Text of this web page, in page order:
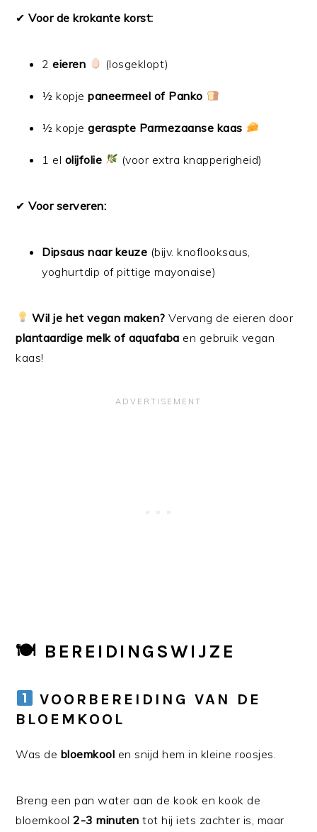
✔Voor de krokante korst:
2eieren (losgeklopt)
½ kopjepaneermeel of Panko
½ kopjegeraspte Parmezaanse kaas
1 el olijfolie (voor extra knapperigheid)
✔Voor serveren:
Dipsaus naar keuze (bijv. knoflooksaus,
yoghurtdip of pittige mayonaise)
Wil je het vegan maken? Vervang de eieren door
plantaardige melk of aquafaba en gebruik vegan
kaas!
🍽 BEREIDINGSWIJZE
VOORBEREIDING VAN DE
BLOEMKOOL
Was de bloemkool en snijd hem in kleine roosjes.
Breng een pan water aan de kook en kook de
bloemkool2-3 minuten tot hij iets zachter is, maar